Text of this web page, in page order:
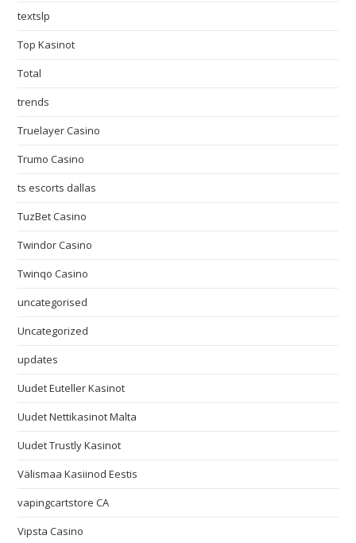
textslp
Top Kasinot
Total
trends
Truelayer Casino
Trumo Casino
ts escorts dallas
TuzBet Casino
Twindor Casino
Twinqo Casino
uncategorised
Uncategorized
updates
Uudet Euteller Kasinot
Uudet Nettikasinot Malta
Uudet Trustly Kasinot
Välismaa Kasiinod Eestis
vapingcartstore CA
Vipsta Casino